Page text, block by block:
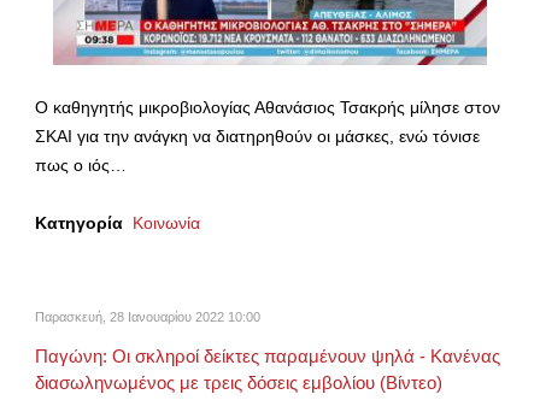
Ο καθηγητής μικροβιολογίας Αθανάσιος Τσακρής μίλησε στον
ΣΚΑΙ για την ανάγκη να διατηρηθούν οι μάσκες, ενώ τόνισε
πως ο ιός…
Κατηγορία Κοινωνία
Παρασκευή, 28 Ιανουαρίου 2022 10:00
Παγώνη: Οι σκληροί δείκτες παραμένουν ψηλά - Κανένας
διασωληνωμένος με τρεις δόσεις εμβολίου (Βίντεο)